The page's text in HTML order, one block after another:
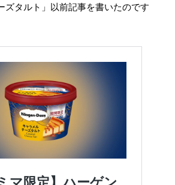
ズタルト」以前記事を書いたのです